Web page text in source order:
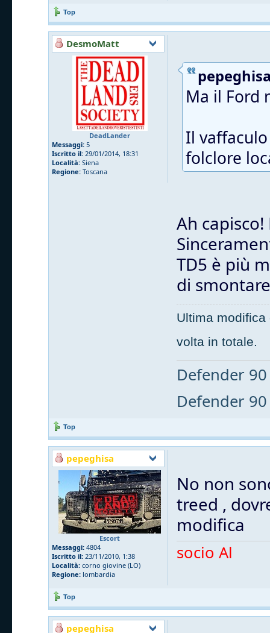
Top
DesmoMatt
DeadLander
Messaggi: 5
Iscritto il: 29/01/2014, 18:31
Località: Siena
Regione: Toscana
Ma il Ford
Il
folclore
Ah
TD5 è più
di
Ultima
volta in totale.
Defender
Defender
Top
pepeghisa
Escort
Messaggi: 4804
Iscritto il: 23/11/2010, 1:38
Località: corno giovine (LO)
Regione: lombardia
No non
treed ,
modifica
socio Al
Top
pepeghisa